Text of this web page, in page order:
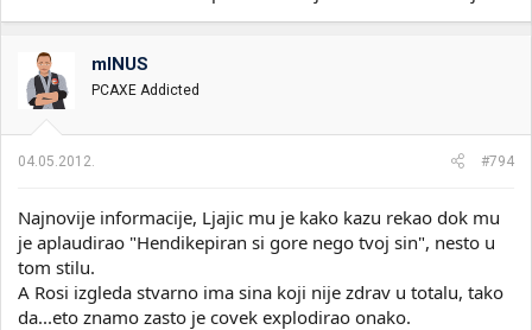
mINUS
PCAXE Addicted
04.05.2012. #794
Najnovije informacije, Ljajic mu je kako kazu rekao dok mu
je aplaudirao "Hendikepiran si gore nego tvoj sin", nesto u
tom stilu.
A Rosi izgleda stvarno ima sina koji nije zdrav u totalu, tako
da...eto znamo zasto je covek explodirao onako.